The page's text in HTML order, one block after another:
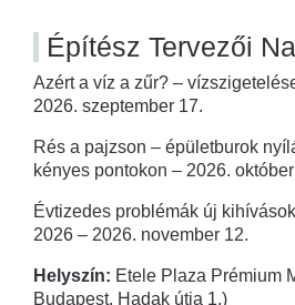
Építész Tervezői
Azért a víz a zűr? –
2026. szeptember 17.
Rés a pajzson – épületburok
kényes pontokon – 2026.
Évtizedes problémák új
2026 – 2026. november 12.
Helyszín: Etele Plaza Prémium
Budapest, Hadak útja 1.)